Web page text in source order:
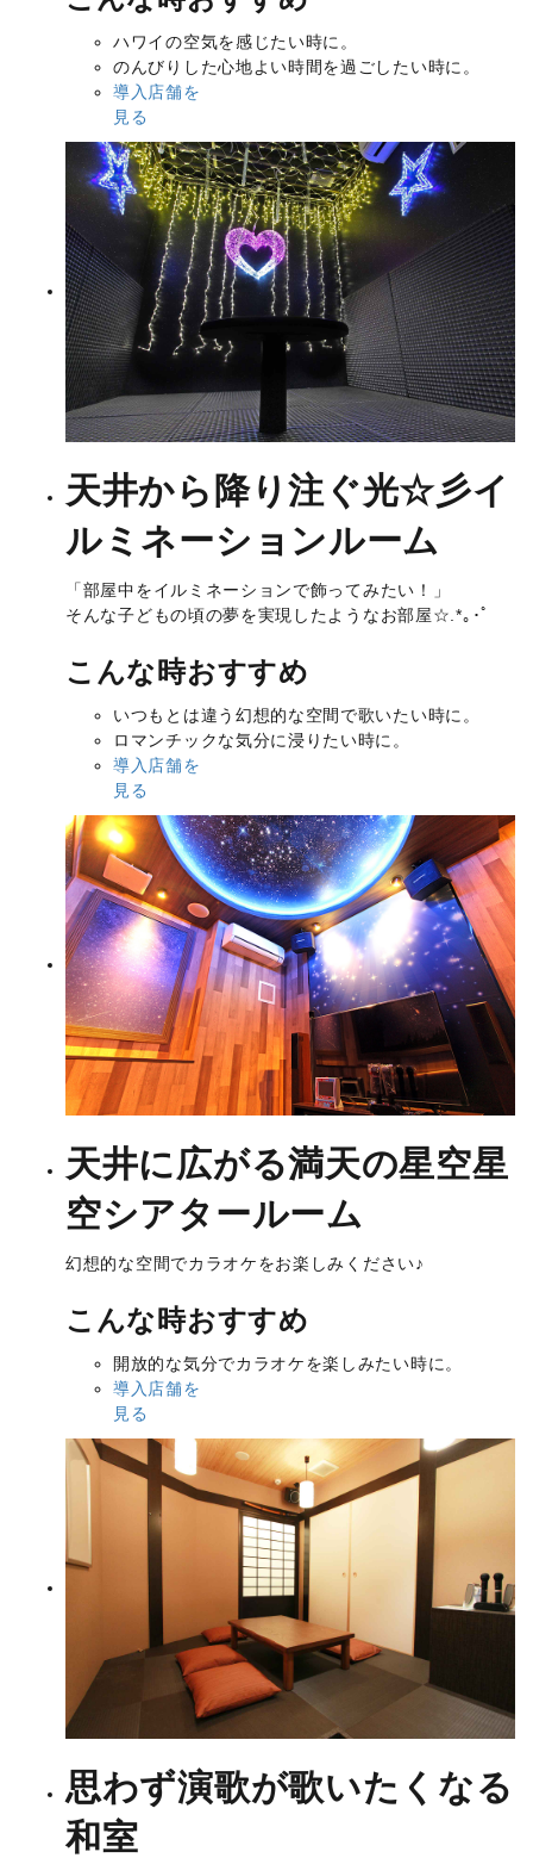
ハワイの空気を感じたい時に。
のんびりした心地よい時間を過ごしたい時に。
導入店舗を
見る
天井から降り注ぐ光☆彡イ
ルミネーションルーム
「部屋中をイルミネーションで飾ってみたい！」
そんな子どもの頃の夢を実現したようなお部屋☆.*｡･ﾟ
こんな時おすすめ
いつもとは違う幻想的な空間で歌いたい時に。
ロマンチックな気分に浸りたい時に。
導入店舗を
見る
天井に広がる満天の星空星
空シアタールーム
幻想的な空間でカラオケをお楽しみください♪
こんな時おすすめ
開放的な気分でカラオケを楽しみたい時に。
導入店舗を
見る
思わず演歌が歌いたくなる
和室